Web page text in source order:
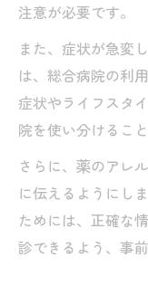
注意が必要です。
また、症状が急変
は、総合病院の利
症状やライフスタ
院を使い分けるこ
さらに、薬のアレ
に伝えるようにし
ためには、正確な
診できるよう、事